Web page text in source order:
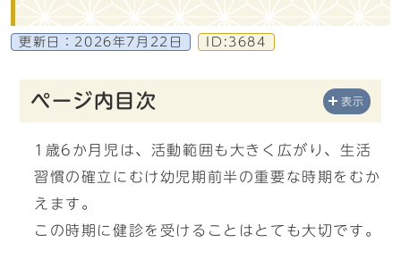
更新日： 2026年7月22日 ID:3684
ページ内目次 表示
1歳6か月児は、活動範囲も大きく広がり、生活
習慣の確立にむけ幼児期前半の重要な時期をむか
えます。
この時期に健診を受けることはとても大切です。